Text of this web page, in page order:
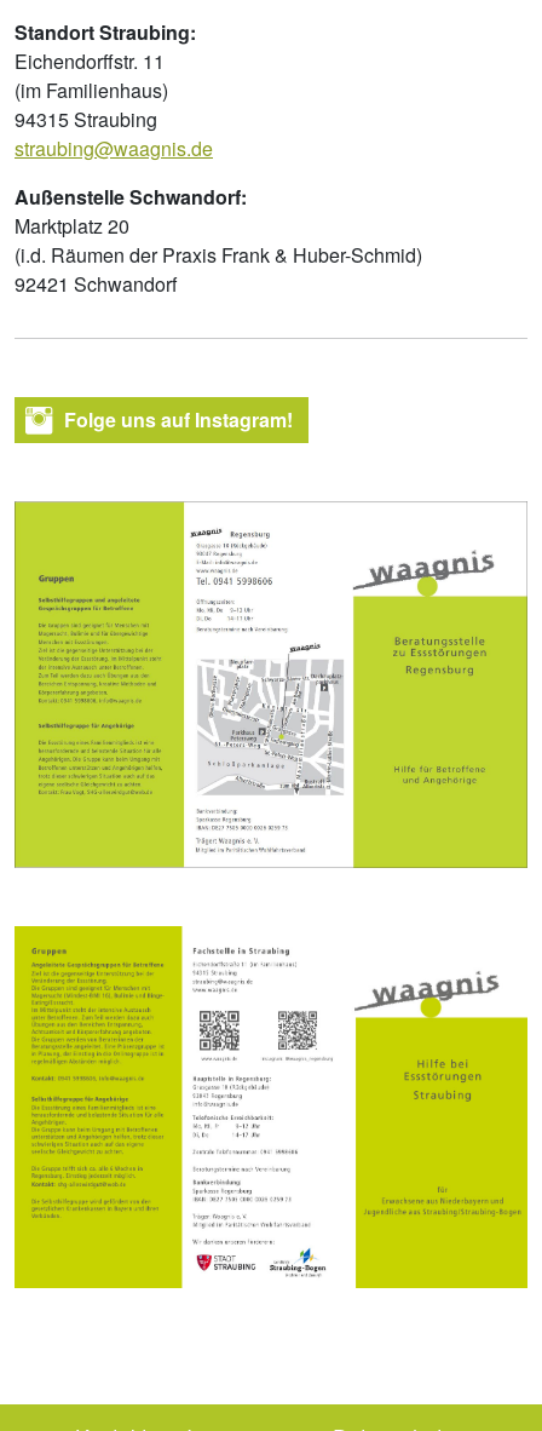
Standort Straubing:
Eichendorffstr. 11
(im Familienhaus)
94315 Straubing
straubing@waagnis.de
Außenstelle Schwandorf:
Marktplatz 20
(i.d. Räumen der Praxis Frank & Huber-Schmid)
92421 Schwandorf
Folge uns auf Instagram!